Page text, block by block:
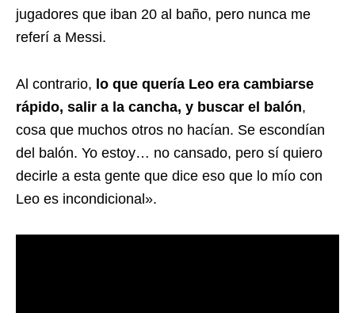
jugadores que iban 20 al baño, pero nunca me
referí a Messi.
Al contrario, lo que quería Leo era cambiarse
rápido, salir a la cancha, y buscar el balón,
cosa que muchos otros no hacían. Se escondían
del balón. Yo estoy… no cansado, pero sí quiero
decirle a esta gente que dice eso que lo mío con
Leo es incondicional».